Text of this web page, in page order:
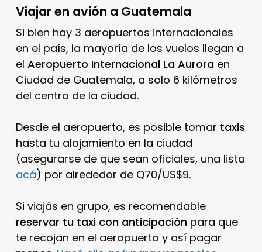
Viajar en avión a Guatemala
Si bien hay 3 aeropuertos internacionales
en el país, la mayoría de los vuelos llegan a
el Aeropuerto Internacional La Auroraen
Ciudad de Guatemala, a solo 6 kilómetros
del centro de la ciudad.
Desde el aeropuerto, es posible tomar taxis
hasta tu alojamiento en la ciudad
(asegurarse de que sean oficiales, una lista
acá) por alrededor de Q70/US$9.
Si viajás en grupo, es recomendable
reservar tu taxi con anticipaciónpara que
te recojan en el aeropuerto y así pagar